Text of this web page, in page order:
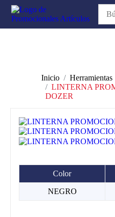
Inicio
Herramientas
LINTERNA
DOZER
Color
NEGRO